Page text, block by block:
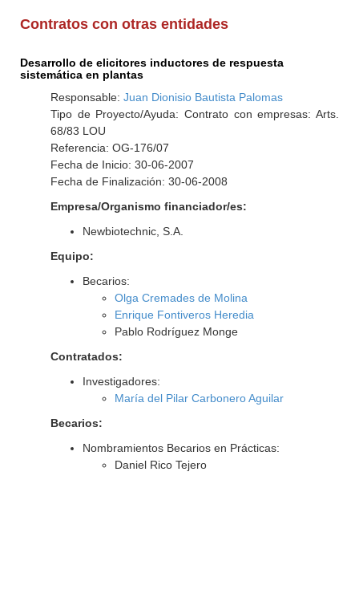
Contratos con otras entidades
Desarrollo de elicitores inductores de respuesta
sistemática en plantas
Responsable: Juan Dionisio Bautista Palomas
Tipo de Proyecto/Ayuda: Contrato con empresas: Arts.
68/83 LOU
Referencia: OG-176/07
Fecha de Inicio: 30-06-2007
Fecha de Finalización: 30-06-2008
Empresa/Organismo financiador/es:
Newbiotechnic, S.A.
Equipo:
Becarios:
Olga Cremades de Molina
Enrique Fontiveros Heredia
Pablo Rodríguez Monge
Contratados:
Investigadores:
María del Pilar Carbonero Aguilar
Becarios:
Nombramientos Becarios en Prácticas:
Daniel Rico Tejero